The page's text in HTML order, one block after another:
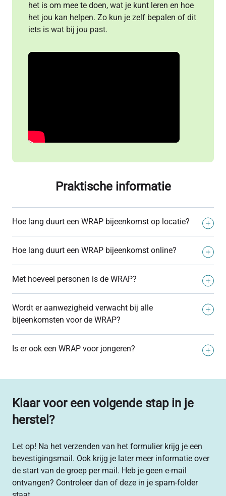
het is om mee te doen, wat je kunt leren en hoe
het jou kan helpen. Zo kun je zelf bepalen of dit
iets is wat bij jou past.
Praktische informatie
Hoe lang duurt een WRAP bijeenkomst op locatie?
4 dagen van 5 uur.
Hoe lang duurt een WRAP bijeenkomst online?
zijn 9 bijeenkomsten. Let op: na afronding ontvang je
geen certificaat, omdat dit alleen de basis is en we online
geen crisis- en actieplannen maken.
Met hoeveel personen is de WRAP?
begeleid door 2 ervaringsdeskundigen.
Wordt er aanwezigheid verwacht bij alle
bijeenkomsten voor de WRAP?
Als je écht niet kan, meld je dan tijdig af. Je kunt voor
Is er ook een WRAP voor jongeren?
18 jaar. Alleen moet je wel in behandeling zijn bij GGZ
aanmelden voor de WRAP.
Klaar voor een volgende stap in je
herstel?
Let op! Na het verzenden van het formulier krijg je een
bevestigingsmail. Ook krijg je later meer informatie over
de start van de groep per mail. Heb je geen e-mail
ontvangen? Controleer dan of deze in je spam-folder